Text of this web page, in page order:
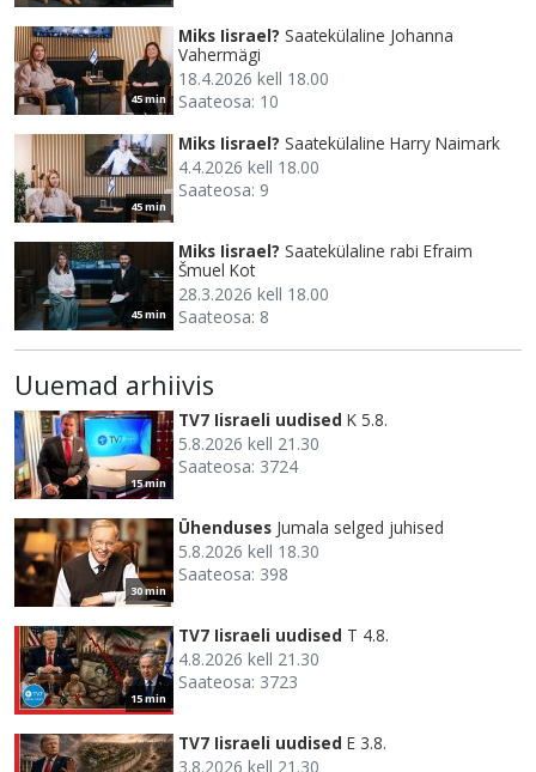
45 min
Miks Iisrael? Saatekülaline Johanna
Vahermägi
18.4.2026 kell 18.00
Saateosa: 10
45 min
Miks Iisrael? Saatekülaline Harry Naimark
4.4.2026 kell 18.00
Saateosa: 9
45 min
Miks Iisrael? Saatekülaline rabi Efraim
Šmuel Kot
28.3.2026 kell 18.00
Saateosa: 8
Uuemad arhiivis
15 min
TV7 Iisraeli uudised K 5.8.
5.8.2026 kell 21.30
Saateosa: 3724
30 min
Ühenduses Jumala selged juhised
5.8.2026 kell 18.30
Saateosa: 398
15 min
TV7 Iisraeli uudised T 4.8.
4.8.2026 kell 21.30
Saateosa: 3723
TV7 Iisraeli uudised E 3.8.
3.8.2026 kell 21.30